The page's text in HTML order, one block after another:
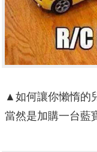
▲如何讓你懶惰的
當然是加購一台藍